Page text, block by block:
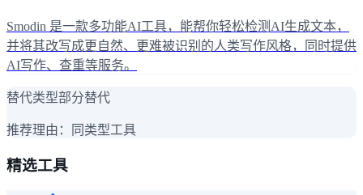
Smodin 是一款多功能AI工具，能帮你轻松检测AI生成文本，
并将其改写成更自然、更难被识别的人类写作风格，同时提供
AI写作、查重等服务。
替代类型部分替代
推荐理由： 同类型工具
精选工具